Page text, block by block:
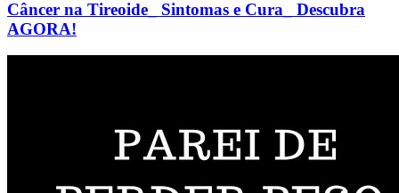
Câncer na Tireoide_ Sintomas e Cura_ Descubra
AGORA!